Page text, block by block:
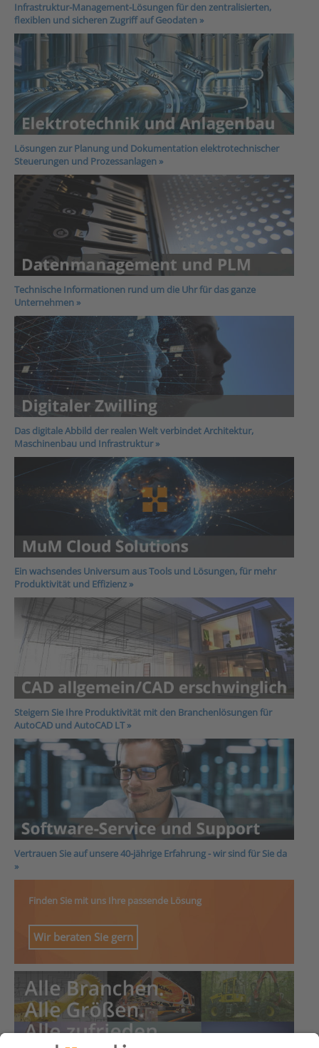
Infrastruktur-Management-Lösungen für den zentralisierten,
flexiblen und sicheren Zugriff auf Geodaten »
Lösungen zur Planung und Dokumentation elektrotechnischer
Steuerungen und Prozessanlagen »
Technische Informationen rund um die Uhr für das ganze
Unternehmen »
Das digitale Abbild der realen Welt verbindet Architektur,
Maschinenbau und Infrastruktur »
Ein wachsendes Universum aus Tools und Lösungen, für mehr
Produktivität und Effizienz »
Steigern Sie Ihre Produktivität mit den Branchenlösungen für
AutoCAD und AutoCAD LT»
Vertrauen Sie auf unsere 40-jährige Erfahrung - wir sind für Sie da
»
Finden Sie mit uns Ihre passende Lösung
Wir beraten Sie gern